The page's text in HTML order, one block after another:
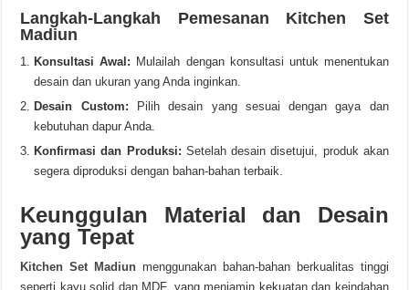
Langkah-Langkah Pemesanan Kitchen Set
Madiun
Konsultasi Awal: Mulailah dengan konsultasi untuk menentukan
desain dan ukuran yang Anda inginkan.
Desain Custom: Pilih desain yang sesuai dengan gaya dan
kebutuhan dapur Anda.
Konfirmasi dan Produksi: Setelah desain disetujui, produk akan
segera diproduksi dengan bahan-bahan terbaik.
Keunggulan Material dan Desain
yang Tepat
Kitchen Set Madiun menggunakan bahan-bahan berkualitas tinggi
seperti kayu solid dan MDF, yang menjamin kekuatan dan keindahan